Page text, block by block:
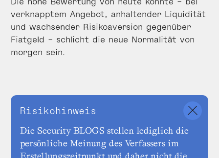
verknapptem Angebot, anhaltender Liquidität
und wachsender Risikoaversion gegenüber
Fiatgeld – schlicht die neue Normalität von
morgen sein.
Risikohinweis
Die Security BLOGS stellen lediglich die
persönliche Meinung des Verfassers im
Erstellungszeitpunkt und daher nicht die